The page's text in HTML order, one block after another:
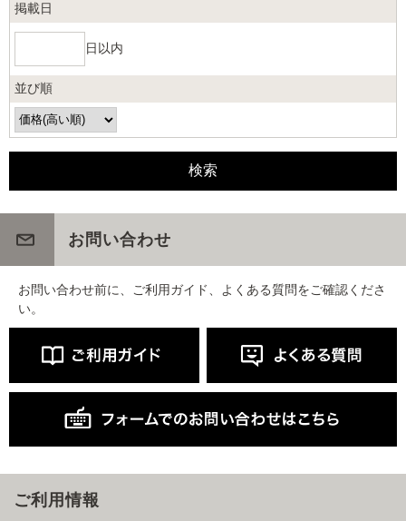
掲載日
日以内
並び順
お問い合わせ
お問い合わせ前に、ご利用ガイド、よくある質問をご確認くださ
い。
ご利用情報